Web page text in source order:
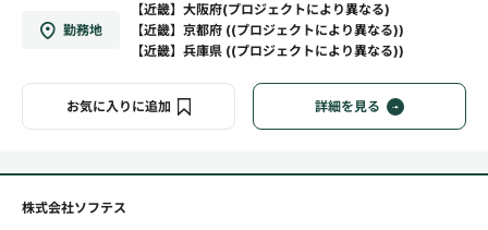
勤務地
【近畿】大阪府(プロジェクトにより異なる)
【近畿】京都府 ((プロジェクトにより異なる))
【近畿】兵庫県 ((プロジェクトにより異なる))
お気に入りに追加 詳細を見る
株式会社ソフテス